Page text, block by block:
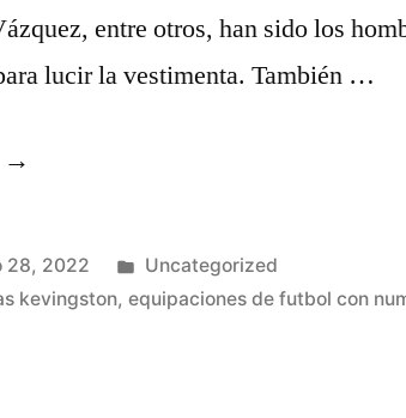
entre otros, han sido los
lucir la vestimenta. También …
28, 2022
Publicado
en
Uncategorized
kevingston,equipaciones de futbol con